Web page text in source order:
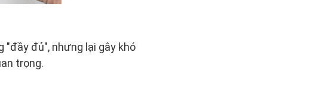
đủ", nhưng lại gây khó
trọng.